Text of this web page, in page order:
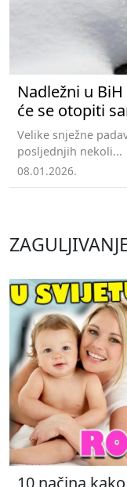
Nadležni u
će se otopiti
Velike snježne
posljednjih nekoli...
08.01.2026.